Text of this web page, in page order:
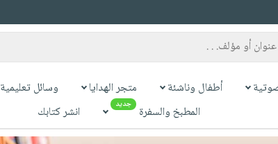
أطفال وناشئة متجر الهدايا وسائل تعليمية
المطبخ والسفرة جديد انشر كتابك